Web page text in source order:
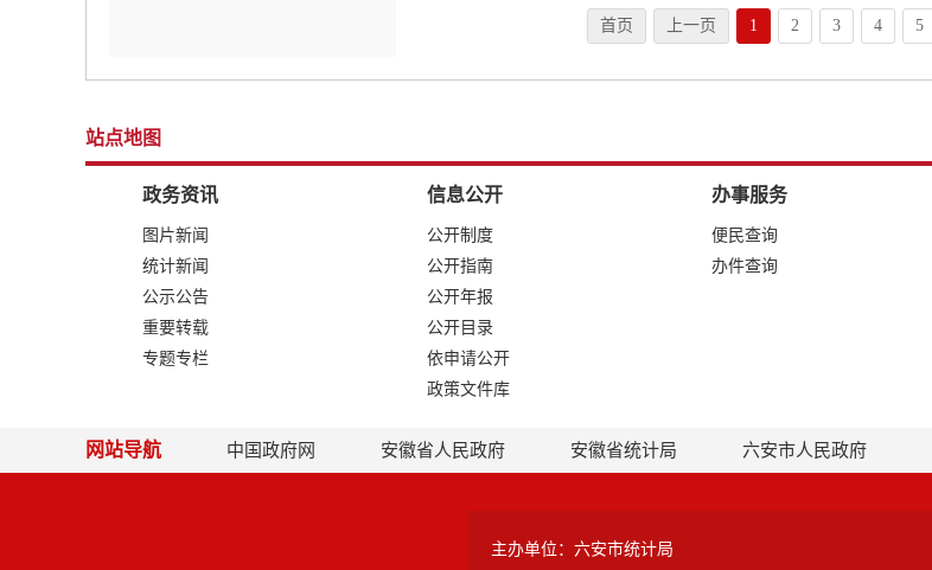
首页 上一页 1 2 3 4 5
站点地图
政务资讯
图片新闻
统计新闻
公示公告
重要转载
专题专栏
信息公开
公开制度
公开指南
公开年报
公开目录
依申请公开
政策文件库
办事服务
便民查询
办件查询
网站导航 中国政府网 安徽省人民政府 安徽省统计局 六安市人民政府
主办单位：六安市统计局